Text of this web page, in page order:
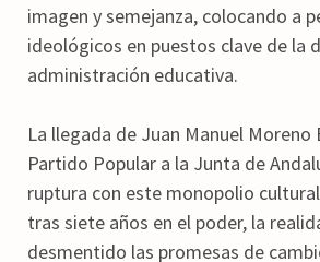
imagen y semejanza, colocando a
ideológicos en puestos clave de la
administración educativa.
La llegada de Juan Manuel Moreno
Partido Popular a la Junta de
ruptura con este monopolio
tras siete años en el poder, la
desmentido las promesas de